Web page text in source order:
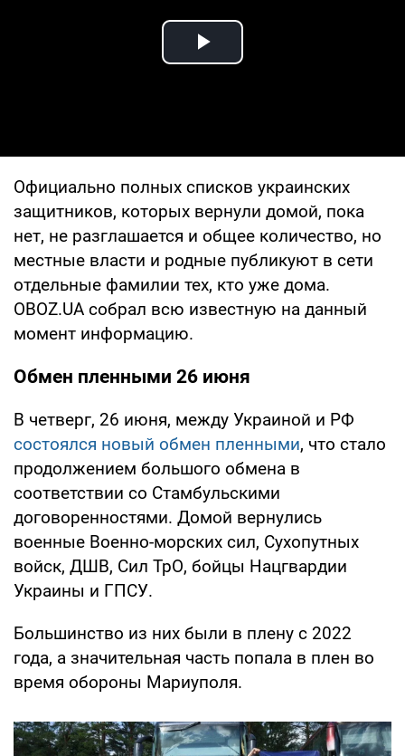
Play Video
Официально полных списков украинских
защитников, которых вернули домой, пока
нет, не разглашается и общее количество, но
местные власти и родные публикуют в сети
отдельные фамилии тех, кто уже дома.
OBOZ.UA собрал всю известную на данный
момент информацию.
Обмен пленными 26 июня
В четверг, 26 июня, между Украиной и РФ
состоялся новый обмен пленными, что стало
продолжением большого обмена в
соответствии со Стамбульскими
договоренностями. Домой вернулись
военные Военно-морских сил, Сухопутных
войск, ДШВ, Сил ТрО, бойцы Нацгвардии
Украины и ГПСУ.
Большинство из них были в плену с 2022
года, а значительная часть попала в плен во
время обороны Мариуполя.